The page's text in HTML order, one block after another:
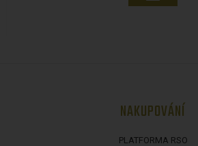
NAKUPOVÁNÍ
PLATFORMA RSO